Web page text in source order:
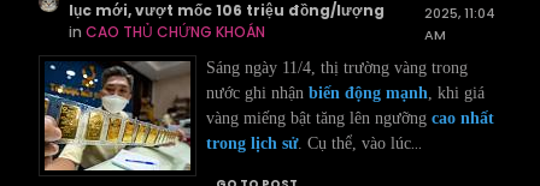
lục mới, vượt mốc 106 triệu đồng/lượng
inCAO THỦ CHỨNG KHOÁN
2025, 11:04
AM
Sáng ngày 11/4, thị trường vàng trong
nước ghi nhận biến động mạnh, khi giá
vàng miếng bật tăng lên ngưỡng cao nhất
trong lịch sử. Cụ thể, vào lúc...